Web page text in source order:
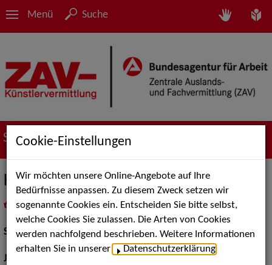
Menü Suche
Suche nach Künstler*innen
Kay Szacknys
als PDF speichern
inMeine Merklistelegen
Schauspiel:Bühne
Jahrgang:
Cookie-Einstellungen
Wir möchten unsere Online-Angebote auf Ihre
Bedürfnisse anpassen. Zu diesem Zweck setzen wir
sogenannte Cookies ein. Entscheiden Sie bitte selbst,
welche Cookies Sie zulassen. Die Arten von Cookies
werden nachfolgend beschrieben. Weitere Informationen
erhalten Sie in unserer
Datenschutzerklärung